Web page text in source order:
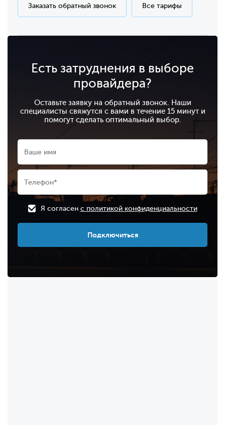
Заказать обратный звонок Все тарифы
Есть затруднения в выборе
провайдера?
Оставьте заявку на обратный звонок. Наши
специалисты свяжутся с вами в течение 15 минут и
помогут сделать оптимальный выбор.
Я согласен с политикой конфиденциальности
Подключиться